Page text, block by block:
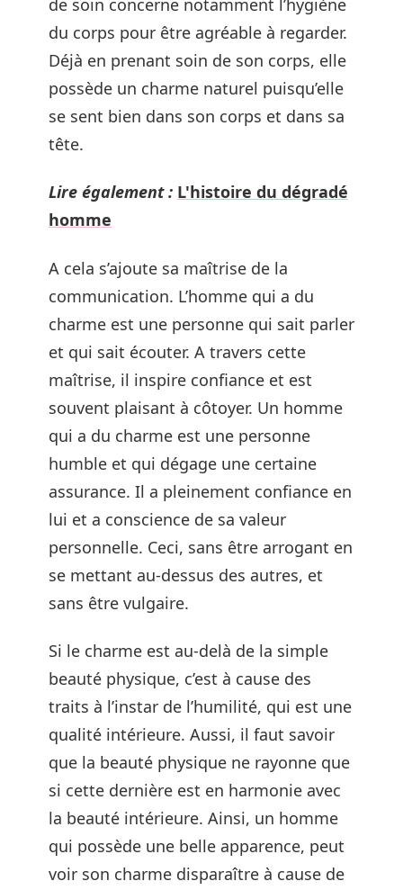
du corps pour être agréable à regarder.
Déjà en prenant soin de son corps, elle
possède un charme naturel puisqu’elle
se sent bien dans son corps et dans sa
tête.
Lire également : L'histoire du dégradé
homme
A cela s’ajoute sa maîtrise de la
communication. L’homme qui a du
charme est une personne qui sait parler
et qui sait écouter. A travers cette
maîtrise, il inspire confiance et est
souvent plaisant à côtoyer. Un homme
qui a du charme est une personne
humble et qui dégage une certaine
assurance. Il a pleinement confiance en
lui et a conscience de sa valeur
personnelle. Ceci, sans être arrogant en
se mettant au-dessus des autres, et
sans être vulgaire.
Si le charme est au-delà de la simple
beauté physique, c’est à cause des
traits à l’instar de l’humilité, qui est une
qualité intérieure. Aussi, il faut savoir
que la beauté physique ne rayonne que
si cette dernière est en harmonie avec
la beauté intérieure. Ainsi, un homme
qui possède une belle apparence, peut
voir son charme disparaître à cause de